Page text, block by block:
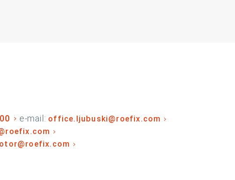
e-mail: office.ljubuski@roefix.com